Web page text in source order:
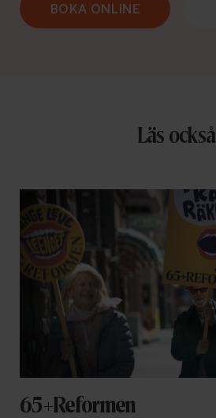
BOKA ONLINE
Läs också
65+Reformen